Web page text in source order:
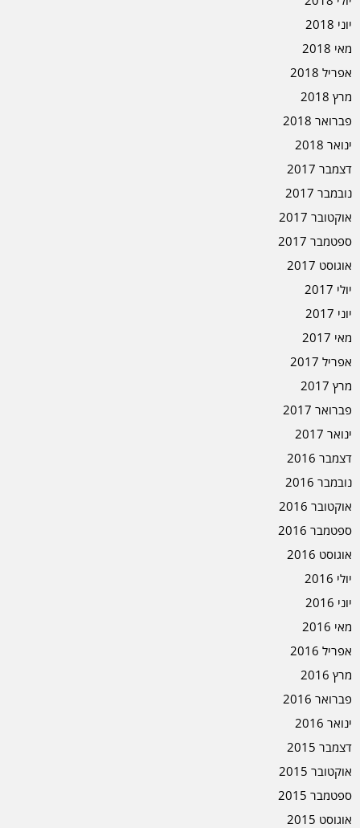
יוני 2018
מאי 2018
אפריל 2018
מרץ 2018
פברואר 2018
ינואר 2018
דצמבר 2017
נובמבר 2017
אוקטובר 2017
ספטמבר 2017
אוגוסט 2017
יולי 2017
יוני 2017
מאי 2017
אפריל 2017
מרץ 2017
פברואר 2017
ינואר 2017
דצמבר 2016
נובמבר 2016
אוקטובר 2016
ספטמבר 2016
אוגוסט 2016
יולי 2016
יוני 2016
מאי 2016
אפריל 2016
מרץ 2016
פברואר 2016
ינואר 2016
דצמבר 2015
אוקטובר 2015
ספטמבר 2015
אוגוסט 2015